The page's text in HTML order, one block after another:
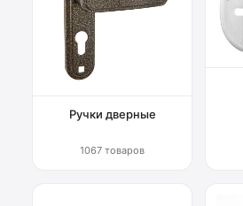
Ручки дверные
1067 товаров